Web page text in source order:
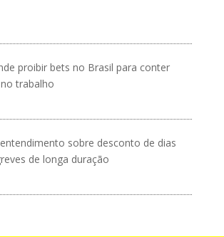
proibir bets no Brasil para conter
trabalho
sobre desconto de dias
de longa duração